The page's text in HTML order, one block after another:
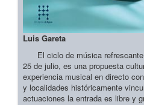
Luis Gareta
El ciclo de música
25 de julio, es una propuesta
experiencia musical en directo
y localidades históricamente
actuaciones la entrada es libre y